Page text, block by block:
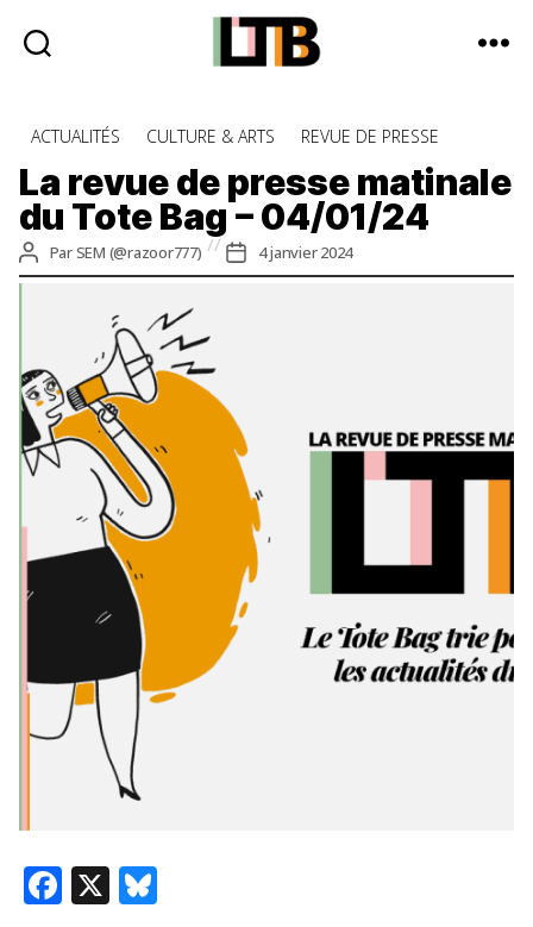
Bag
-
Média
d'information
quotidienne
Catégories
ACTUALITÉS CULTURE & ARTS REVUE DE PRESSE
La revue de presse matinale
du Tote Bag – 04/01/24
Auteur
de
ParSEM (@razoor777)
Date
de
4 janvier 2024
F X Bl